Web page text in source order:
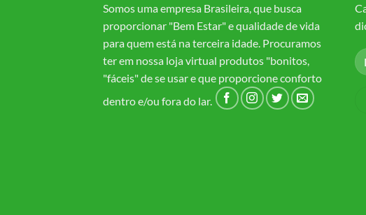
Somos uma empresa Brasileira, que busca
proporcionar "Bem Estar" e qualidade de vida
para quem está na terceira idade. Procuramos
ter em nossa loja virtual produtos "bonitos,
"fáceis" de se usar e que proporcione conforto
dentro e/ou fora do lar.